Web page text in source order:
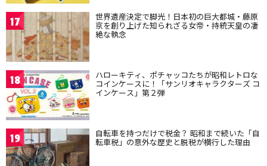
17 世界遺産決定で脚光！日本初の巨大都城・藤原
京を創り上げた知られざる女帝・持統天皇の凄
絶な執念
18 ハローキティ、ポチャッコたちが昭和レトロな
コインケースに！「サンリオキャラクターズ コ
インケース」第２弾
19 自転車を持つだけで税金？ 昭和まで続いた「自
転車税」の意外な歴史と脱税が横行した理由